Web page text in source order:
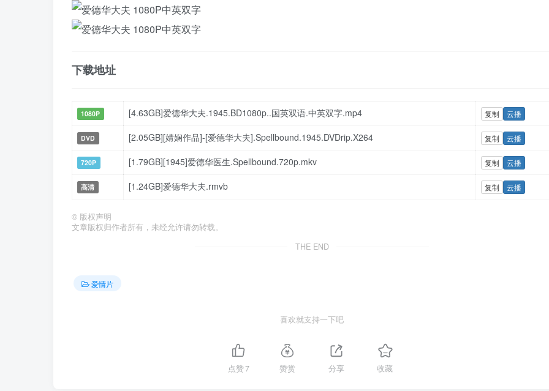
下载地址
1080P [4.63GB]爱德华大夫.1945.BD1080p..国英双语.中英双字.mp4 复制 云播
DVD [2.05GB][婧娴作品]-[爱德华大夫].Spellbound.1945.DVDrip.X264 复制 云播
720P [1.79GB][1945]爱德华医生.Spellbound.720p.mkv 复制 云播
高清 [1.24GB]爱德华大夫.rmvb 复制 云播
© 版权声明
文章版权归作者所有，未经允许请勿转载。
THE END
爱情片
喜欢就支持一下吧
点赞7 赞赏 分享 收藏